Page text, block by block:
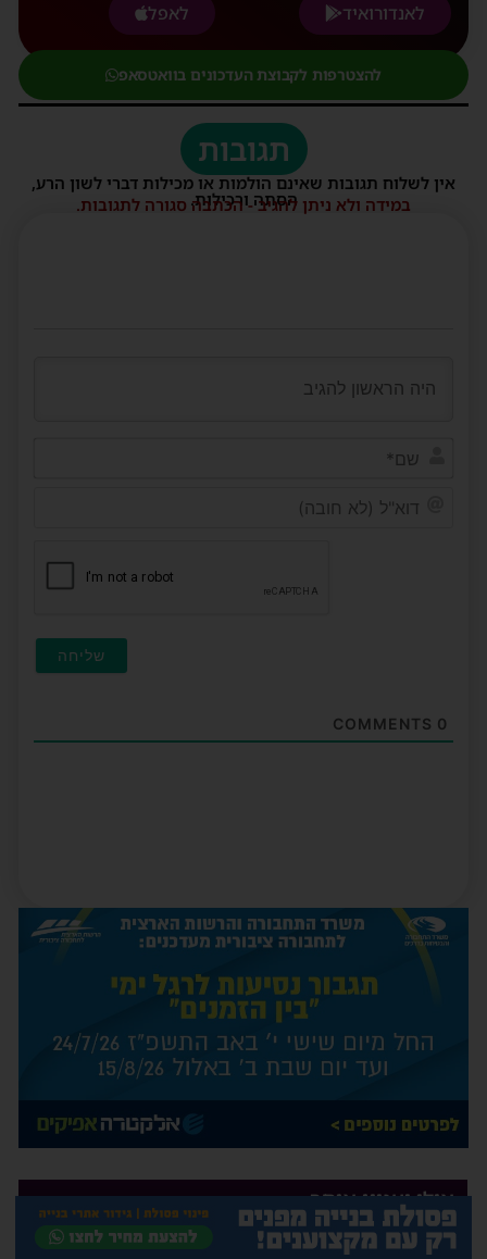
לאנדורואיד
לאפל
להצטרפות לקבוצת העדכונים בוואטסאפ
תגובות
אין לשלוח תגובות שאינם הולמות או מכילות דברי לשון הרע,
הסתה ורכילות.
במידה ולא ניתן להגיב - הכתבה סגורה לתגובות.
0
אולי יעניין אותך
1